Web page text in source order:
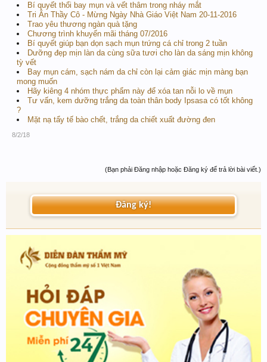
Bí quyết thổi bay mụn và vết thâm trong nháy mắt
Tri Ân Thầy Cô - Mừng Ngày Nhà Giáo Việt Nam 20-11-2016
Trao yêu thương ngàn quà tặng
Chương trình khuyến mãi tháng 07/2016
Bí quyết giúp bạn dọn sạch mụn trứng cá chỉ trong 2 tuần
Dưỡng đẹp mịn làn da cùng sữa tươi cho làn da sáng mịn không
tỳ vết
Bay mụn cám, sạch nám da chỉ còn lại cảm giác mịn màng bạn
mong muốn
Hãy kiêng 4 nhóm thực phẩm này để xóa tan nỗi lo về mụn
Tư vấn, kem dưỡng trắng da toàn thân body Ipsasa có tốt không
?
Mặt nạ tẩy tế bào chết, trắng da chiết xuất đường đen
8/2/18
(Bạn phải Đăng nhập hoặc Đăng ký để trả lời bài viết.)
Đăng ký!